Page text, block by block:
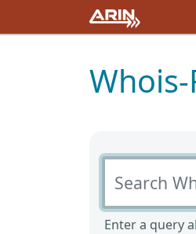
Whois-
Search Whois-
Enter a query